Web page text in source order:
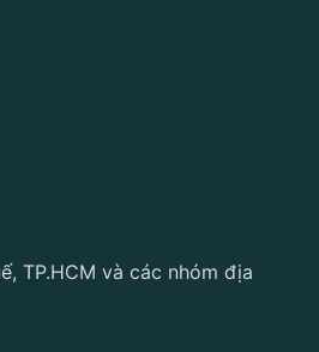
TP.HCM và các nhóm địa